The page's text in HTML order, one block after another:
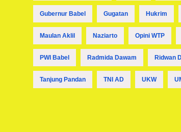
Gubernur Babel Gugatan Hukrim
Maulan Aklil Naziarto Opini WTP
PWI Babel Radmida Dawam Ridwan
Tanjung Pandan TNI AD UKW